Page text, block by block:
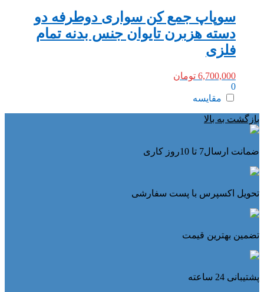
سوپاپ جمع کن سواری دوطرفه دو
دسته هزبرن تایوان جنس بدنه تمام
فلزی
6,700,000 تومان
0
مقایسه
بازگشت به بالا
ضمانت ارسال7 تا 10روز کاری
تحویل اکسپرس با پست سفارشی
تضمین بهترین قیمت
پشتیبانی 24 ساعته